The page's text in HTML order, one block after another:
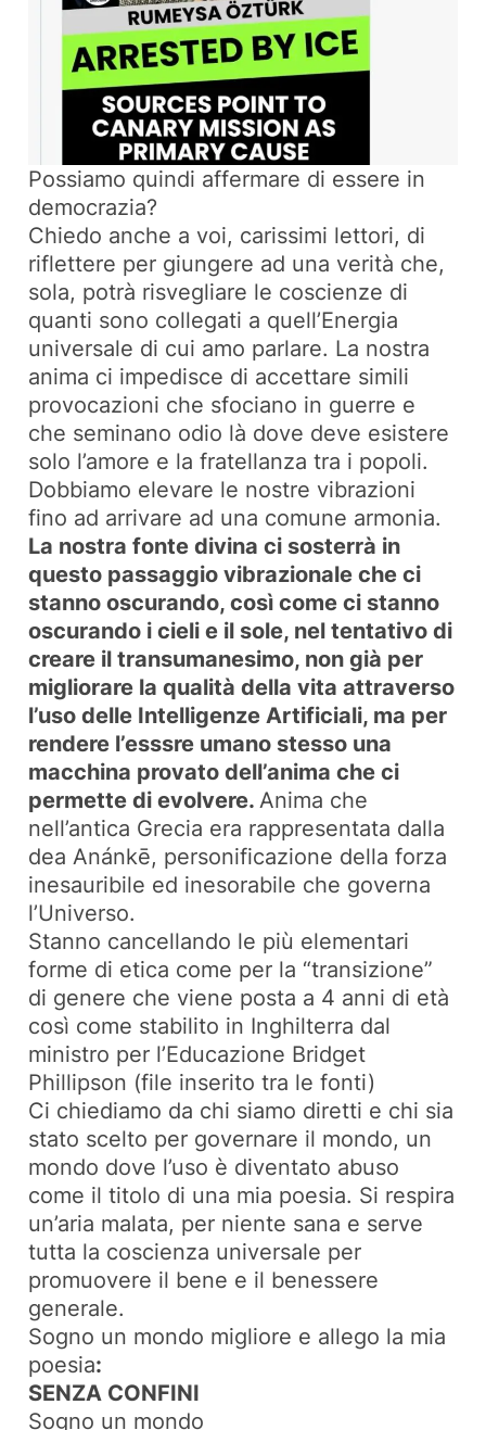
Possiamo quindi affermare di essere in
democrazia?
Chiedo anche a voi, carissimi lettori, di
riflettere per giungere ad una verità che,
sola, potrà risvegliare le coscienze di
quanti sono collegati a quell’Energia
universale di cui amo parlare. La nostra
anima ci impedisce di accettare simili
provocazioni che sfociano in guerre e
che seminano odio là dove deve esistere
solo l’amore e la fratellanza tra i popoli.
Dobbiamo elevare le nostre vibrazioni
fino ad arrivare ad una comune armonia.
La nostra fonte divina ci sosterrà in
questo passaggio vibrazionale che ci
stanno oscurando, così come ci stanno
oscurando i cieli e il sole, nel tentativo di
creare il transumanesimo, non già per
migliorare la qualità della vita attraverso
l’uso delle Intelligenze Artificiali, ma per
rendere l’esssre umano stesso una
macchina provato dell’anima che ci
permette di evolvere. Anima che
nell’antica Grecia era rappresentata dalla
dea Anánkē, personificazione della forza
inesauribile ed inesorabile che governa
l’Universo.
Stanno cancellando le più elementari
forme di etica come per la “transizione”
di genere che viene posta a 4 anni di età
così come stabilito in Inghilterra dal
ministro per l’Educazione Bridget
Phillipson (file inserito tra le fonti)
Ci chiediamo da chi siamo diretti e chi sia
stato scelto per governare il mondo, un
mondo dove l’uso è diventato abuso
come il titolo di una mia poesia. Si respira
un’aria malata, per niente sana e serve
tutta la coscienza universale per
promuovere il bene e il benessere
generale.
Sogno un mondo migliore e allego la mia
poesia:
SENZA CONFINI
Sogno un mondo